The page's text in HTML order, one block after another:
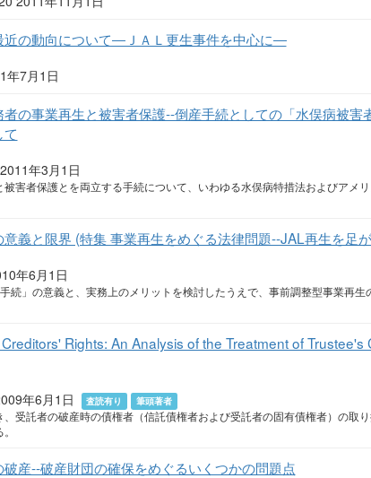
近の動向について―ＪＡＬ更生事件を中心に―
年7月1日
の事業再生と被害者保護--倒産手続としての「水俣病被害
年3月1日
害者保護とを両立する手続について、いわゆる水俣病特措法およびアメ
義と限界 (特集 事業再生をめぐる法律問題--JAL再生を足
年6月1日
続」の意義と、実務上のメリットを検討したうえで、事前調整型事業再生
Rights: An Analysis of the Treatment of
年6月1日
査読有り 筆頭著者
受託者の破産時の債権者（信託債権者および受託者の固有債権者）の取
産--破産財団の確保をめぐるいくつかの問題点